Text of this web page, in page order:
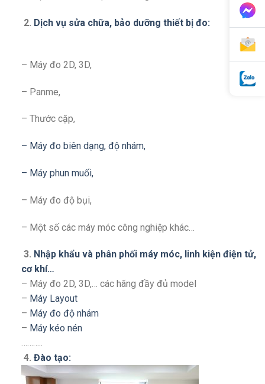
2. Dịch vụ sửa chữa, bảo dưỡng thiết bị đo:
– Máy đo 2D, 3D,
– Panme,
– Thước cặp,
– Máy đo biên dạng, độ nhám,
– Máy phun muối,
– Máy đo độ bụi,
– Một số các máy móc công nghiệp khác…
3. Nhập khẩu và phân phối máy móc, linh kiện điện tử,
cơ khí…
– Máy đo 2D, 3D,… các hãng đầy đủ model
– Máy Layout
– Máy đo độ nhám
– Máy kéo nén
………..
4. Đào tạo: